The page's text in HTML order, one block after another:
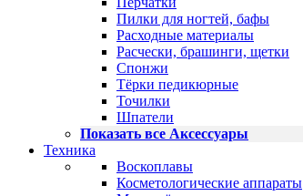
Пилки для ногтей, бафы
Расходные материалы
Расчески, брашинги, щетки
Спонжи
Тёрки педикюрные
Точилки
Шпатели
Показать все Аксессуары
Техника
Воскоплавы
Косметологические аппараты